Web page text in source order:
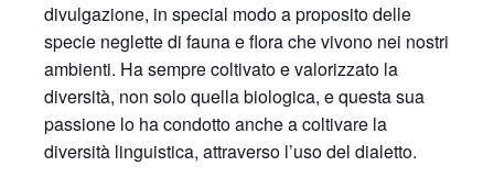
divulgazione, in special modo a proposito delle
specie neglette di fauna e flora che vivono nei nostri
ambienti. Ha sempre coltivato e valorizzato la
diversità, non solo quella biologica, e questa sua
passione lo ha condotto anche a coltivare la
diversità linguistica, attraverso l’uso del dialetto.